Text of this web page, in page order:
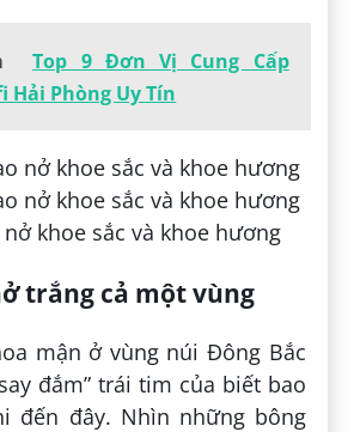
Top 9 Đơn Vị Cung Cấp
Hải Phòng Uy Tín
khoe sắc và khoe hương
trắng cả một vùng
mận ở vùng núi Đông Bắc
đắm” trái tim của biết bao
đến đây. Nhìn những bông